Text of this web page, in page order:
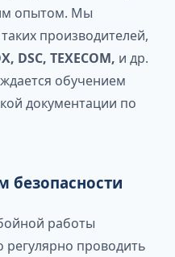
опытом. Мы
производителей,
DSC, TEXECOM, и др.
обучением
документации по
безопасности
работы
проводить